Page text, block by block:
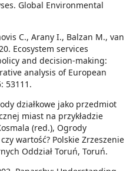
Global Environmental
C., Arany I., Balzan M., van
Ecosystem services
and decision-making:
analysis of European
53111.
działkowe jako przedmiot
miast na przykładzie
(red.), Ogrody
wartość? Polskie Zrzeszenie
Oddział Toruń, Toruń.